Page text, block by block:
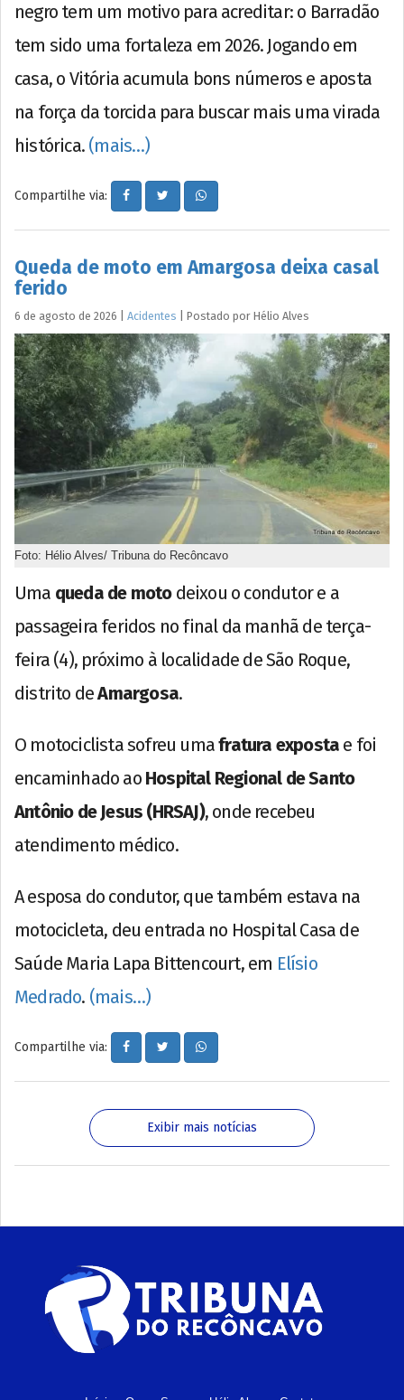
negro tem um motivo para acreditar: o Barradão
tem sido uma fortaleza em 2026. Jogando em
casa, o Vitória acumula bons números e aposta
na força da torcida para buscar mais uma virada
histórica. (mais…)
Compartilhe via:
Queda de moto em Amargosa deixa casal
ferido
6 de agosto de 2026 Acidentes Postado por Hélio Alves
Foto: Hélio Alves/ Tribuna do Recôncavo
Uma queda de motodeixou o condutor e a
passageira feridos no final da manhã de terça-
feira (4), próximo à localidade de São Roque,
distrito deAmargosa.
O motociclista sofreu umafratura exposta e foi
encaminhado ao Hospital Regional de Santo
Antônio de Jesus (HRSAJ), onde recebeu
atendimento médico.
A esposa do condutor, que também estava na
motocicleta, deu entrada no Hospital Casa de
Saúde Maria Lapa Bittencourt, em Elísio
Medrado. (mais…)
Compartilhe via:
Exibir mais notícias